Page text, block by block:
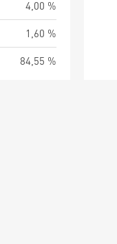
4,00 %
1,60 %
84,55 %